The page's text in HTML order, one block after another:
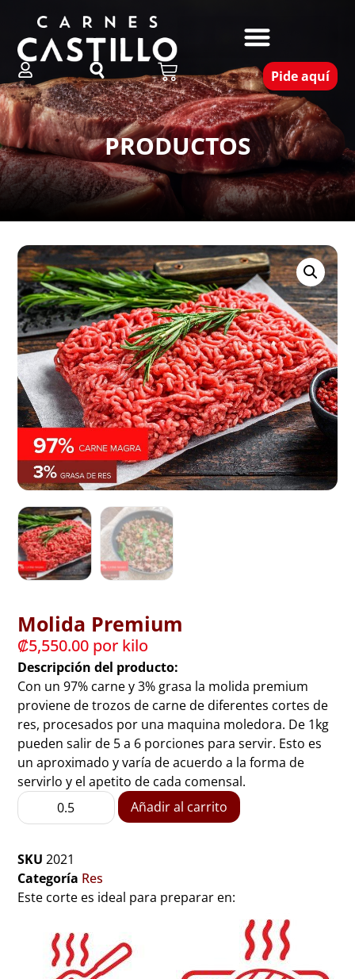
Pide aquí
PRODUCTOS
Molida Premium
₡5,550.00 por kilo
Descripción del producto:
Con un 97% carne y 3% grasa la molida premium
proviene de trozos de carne de diferentes cortes de
res, procesados por una maquina moledora. De 1kg
pueden salir de 5 a 6 porciones para servir. Esto es
un aproximado y varía de acuerdo a la forma de
servirlo y el apetito de cada comensal.
Añadir al carrito
SKU2021
Categoría Res
Este corte es ideal para preparar en: